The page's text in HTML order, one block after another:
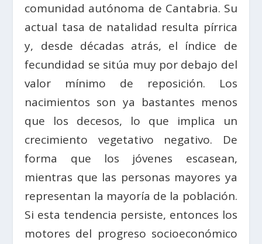
comunidad autónoma de Cantabria. Su
actual tasa de natalidad resulta pírrica
y, desde décadas atrás, el índice de
fecundidad se sitúa muy por debajo del
valor mínimo de reposición. Los
nacimientos son ya bastantes menos
que los decesos, lo que implica un
crecimiento vegetativo negativo. De
forma que los jóvenes escasean,
mientras que las personas mayores ya
representan la mayoría de la población.
Si esta tendencia persiste, entonces los
motores del progreso socioeconómico